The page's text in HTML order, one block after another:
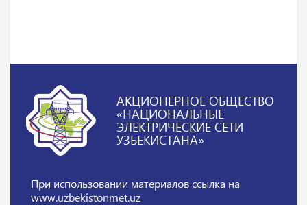
АКЦИОНЕРНОЕ ОБЩЕСТВО
«НАЦИОНАЛЬНЫЕ
ЭЛЕКТРИЧЕСКИЕ СЕТИ
УЗБЕКИСТАНА»
При использовании материаловссылка на
www.uzbekistonmet.uz